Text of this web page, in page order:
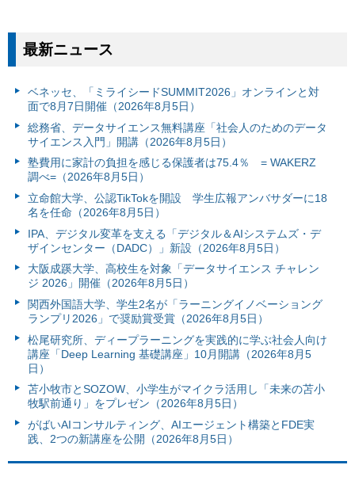
最新ニュース
ベネッセ、「ミライシードSUMMIT2026」オンラインと対
面で8月7日開催（2026年8月5日）
総務省、データサイエンス無料講座「社会人のためのデータ
サイエンス入門」開講（2026年8月5日）
塾費用に家計の負担を感じる保護者は75.4％ = WAKERZ
調べ=（2026年8月5日）
立命館大学、公認TikTokを開設 学生広報アンバサダーに18
名を任命（2026年8月5日）
IPA、デジタル変革を支える「デジタル＆AIシステムズ・デ
ザインセンター（DADC）」新設（2026年8月5日）
大阪成蹊大学、高校生を対象「データサイエンス チャレン
ジ 2026」開催（2026年8月5日）
関西外国語大学、学生2名が「ラーニングイノベーショング
ランプリ2026」で奨励賞受賞（2026年8月5日）
松尾研究所、ディープラーニングを実践的に学ぶ社会人向け
講座「Deep Learning 基礎講座」10月開講（2026年8月5
日）
苫小牧市とSOZOW、小学生がマイクラ活用し「未来の苫小
牧駅前通り」をプレゼン（2026年8月5日）
がばいAIコンサルティング、AIエージェント構築とFDE実
践、2つの新講座を公開（2026年8月5日）